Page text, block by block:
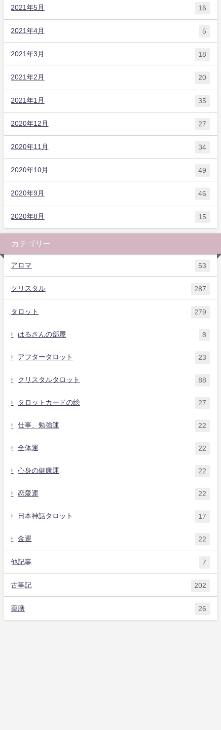
2021年5月 16
2021年4月 5
2021年3月 18
2021年2月 20
2021年1月 35
2020年12月 27
2020年11月 34
2020年10月 49
2020年9月 46
2020年8月 15
カテゴリー
アロマ 53
クリスタル 287
タロット 279
はるさんの部屋 8
アフタータロット 23
クリスタルタロット 88
タロットカードの絵 27
仕事、勉強運 22
全体運 22
心身の健康運 22
恋愛運 22
日本神話タロット 17
金運 22
他記事 7
古事記 202
薬膳 26